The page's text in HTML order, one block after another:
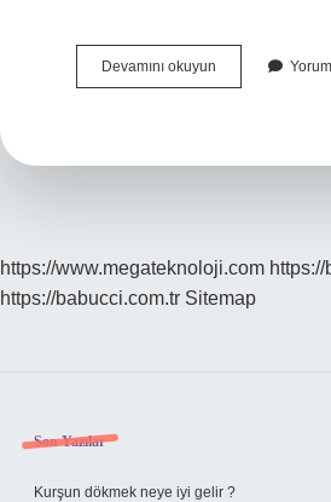
Devamını okuyun
7
https://www.megateknoloji.com
https://babucci.com.tr Sitemap
Sidebar
Son Yazılar
Kurşun dökmek neye iyi gelir ?